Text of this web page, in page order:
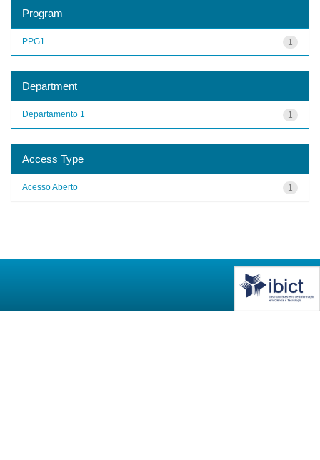
Program
1
PPG1
Department
1
Departamento 1
Access Type
1
Acesso Aberto